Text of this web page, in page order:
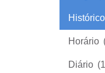
Horário
Diário